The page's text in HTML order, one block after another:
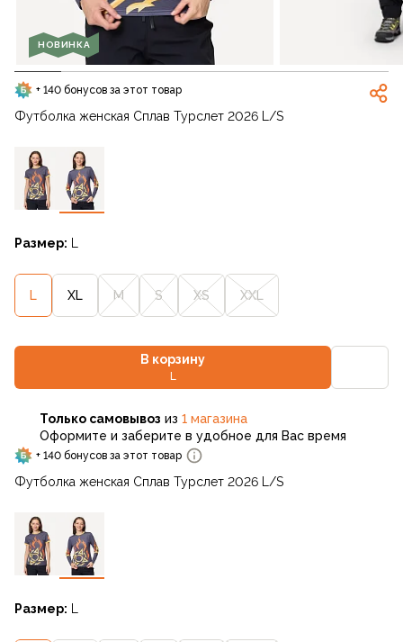
НОВИНКА
+ 140 бонусов за этот товар
Футболка женская Сплав Турслет 2026 L/S
Размер:
L XL M S XS XXL
В корзину
L
Только самовывоз из 1 магазина
Оформите и заберите в удобное для Вас время
+ 140 бонусов за этот товар
Футболка женская Сплав Турслет 2026 L/S
Размер: